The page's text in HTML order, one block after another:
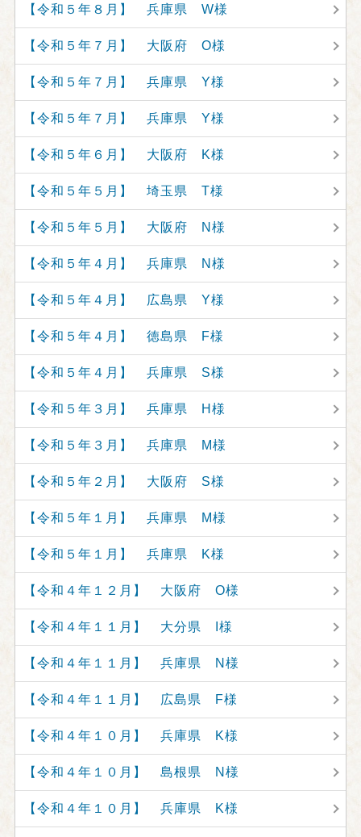
【令和５年８月】 兵庫県 W様
【令和５年７月】 大阪府 O様
【令和５年７月】 兵庫県 Y様
【令和５年７月】 兵庫県 Y様
【令和５年６月】 大阪府 K様
【令和５年５月】 埼玉県 T様
【令和５年５月】 大阪府 N様
【令和５年４月】 兵庫県 N様
【令和５年４月】 広島県 Y様
【令和５年４月】 徳島県 F様
【令和５年４月】 兵庫県 S様
【令和５年３月】 兵庫県 H様
【令和５年３月】 兵庫県 M様
【令和５年２月】 大阪府 S様
【令和５年１月】 兵庫県 M様
【令和５年１月】 兵庫県 K様
【令和４年１２月】 大阪府 O様
【令和４年１１月】 大分県 I様
【令和４年１１月】 兵庫県 N様
【令和４年１１月】 広島県 F様
【令和４年１０月】 兵庫県 K様
【令和４年１０月】 島根県 N様
【令和４年１０月】 兵庫県 K様